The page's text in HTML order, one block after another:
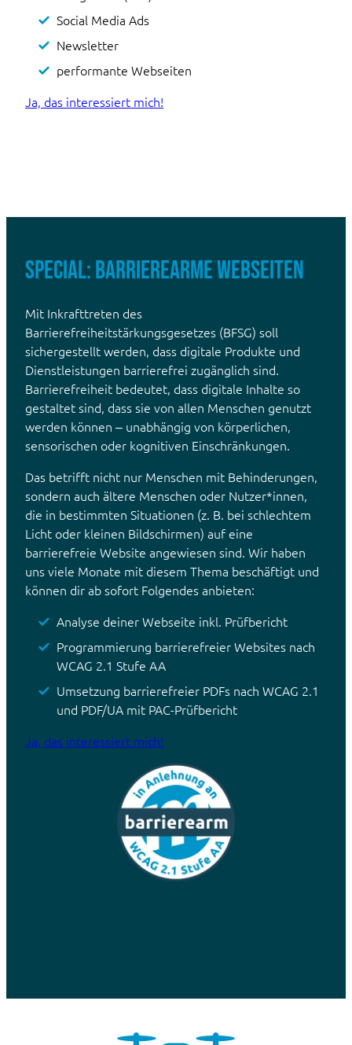
Social Media Ads
Newsletter
performante Webseiten
Ja, das interessiert mich!
Special: Barrierearme Webseiten
Mit Inkrafttreten des
Barrierefreiheitstärkungsgesetzes (BFSG) soll
sichergestellt werden, dass digitale Produkte und
Dienstleistungen barrierefrei zugänglich sind.
Barrierefreiheit bedeutet, dass digitale Inhalte so
gestaltet sind, dass sie von allen Menschen genutzt
werden können – unabhängig von körperlichen,
sensorischen oder kognitiven Einschränkungen.
Das betrifft nicht nur Menschen mit Behinderungen,
sondern auch ältere Menschen oder Nutzer*innen,
die in bestimmten Situationen (z. B. bei schlechtem
Licht oder kleinen Bildschirmen) auf eine
barrierefreie Website angewiesen sind. Wir haben
uns viele Monate mit diesem Thema beschäftigt und
können dir ab sofort Folgendes anbieten:
Analyse deiner Webseite inkl. Prüfbericht
Programmierung barrierefreier Websites nach
WCAG 2.1 Stufe AA
Umsetzung barrierefreier PDFs nach WCAG 2.1
und PDF/UA mit PAC-Prüfbericht
Ja, das interessiert mich!